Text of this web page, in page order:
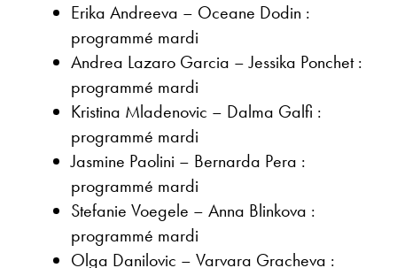
Erika Andreeva – Oceane Dodin :
programmé mardi
Andrea Lazaro Garcia – Jessika Ponchet :
programmé mardi
Kristina Mladenovic – Dalma Galfi :
programmé mardi
Jasmine Paolini – Bernarda Pera :
programmé mardi
Stefanie Voegele – Anna Blinkova :
programmé mardi
Olga Danilovic – Varvara Gracheva :